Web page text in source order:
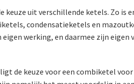
keuze uit verschillende ketels. Zo is
condensatieketels en
werking, en daarmee zijn eigen
de keuze voor een combiketel voor